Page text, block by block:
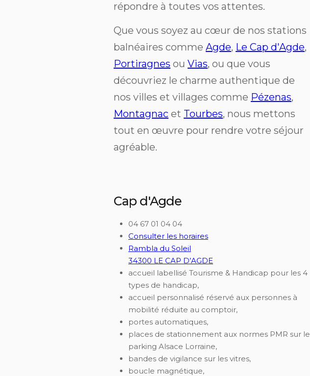
répondre à toutes vos attentes.
Que vous soyez au cœur de nos stations
balnéaires comme Agde, Le Cap d'Agde,
Portiragnes ou Vias, ou que vous
découvriez le charme authentique de
nos villes et villages comme Pézenas,
Montagnac et Tourbes, nous mettons
tout en œuvre pour rendre votre séjour
agréable.
Cap d'Agde
04 67 01 04 04
Consulter les horaires
Rambla du Soleil
34300 LE CAP D’AGDE
accueil labellisé Tourisme & Handicap pour les 4
types de handicap,
accueil personnalisé réservé aux personnes à
mobilité réduite au comptoir,
portes automatiques,
places de stationnement aux normes PMR sur le
parking Alsace Lorraine,
bandes de vigilance sur les vitres,
boucle magnétique,